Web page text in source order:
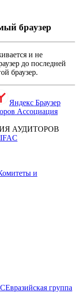
браузер
и не
до последней
браузер.
Яндекс Браузер
АУДИТОРОВ
и
Евразийская группа